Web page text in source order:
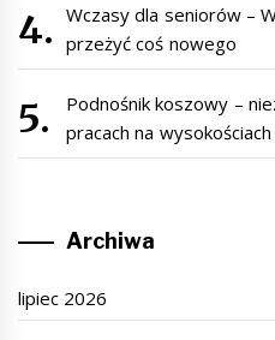
Wczasy dla seniorów –
przeżyć coś nowego
Podnośnik koszowy –
pracach na wysokościach
Archiwa
lipiec 2026